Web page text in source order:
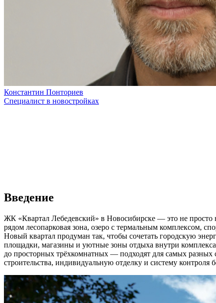
Константин Понториев
Специалист в новостройках
Введение
ЖК «Квартал Лебедевский» в Новосибирске — это не просто
рядом лесопарковая зона, озеро с термальным комплексом,
Новый квартал продуман так, чтобы сочетать городскую
площадки, магазины и уютные зоны отдыха внутри
до просторных трёхкомнатных — подходят для самых разных
строительства, индивидуальную отделку и систему контроля